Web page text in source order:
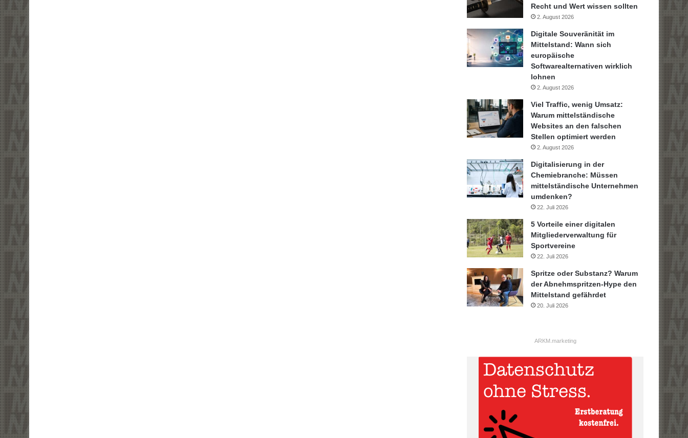
Recht und Wert wissen sollten
2. August 2026
Digitale Souveränität im
Mittelstand: Wann sich
europäische
Softwarealternativen wirklich
lohnen
2. August 2026
Viel Traffic, wenig Umsatz:
Warum mittelständische
Websites an den falschen
Stellen optimiert werden
2. August 2026
Digitalisierung in der
Chemiebranche: Müssen
mittelständische Unternehmen
umdenken?
22. Juli 2026
5 Vorteile einer digitalen
Mitgliederverwaltung für
Sportvereine
22. Juli 2026
Spritze oder Substanz? Warum
der Abnehmspritzen-Hype den
Mittelstand gefährdet
20. Juli 2026
ARKM.marketing